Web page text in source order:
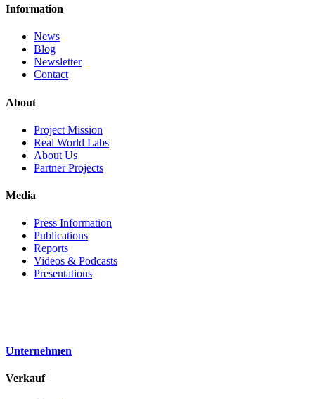
Information
News
Blog
Newsletter
Contact
About
Project Mission
Real World Labs
About Us
Partner Projects
Media
Press Information
Publications
Reports
Videos & Podcasts
Presentations
Unternehmen
Verkauf